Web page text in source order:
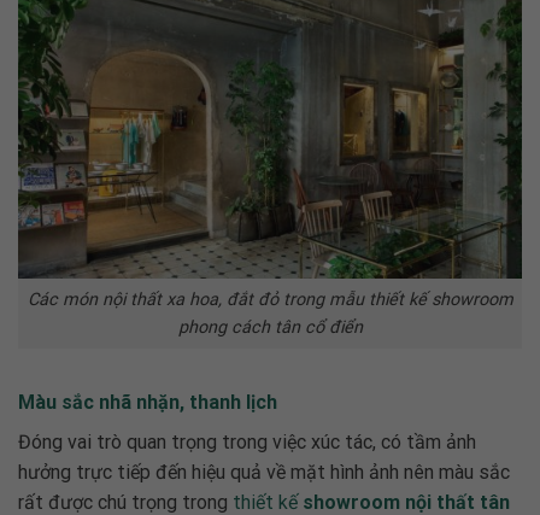
Các món nội thất xa hoa, đắt đỏ trong mẫu thiết kế showroom
phong cách tân cổ điển
Màu sắc nhã nhặn, thanh lịch
Đóng vai trò quan trọng trong việc xúc tác, có tầm ảnh
hưởng trực tiếp đến hiệu quả về mặt hình ảnh nên màu sắc
rất được chú trọng trong thiết kế showroom nội thất tân